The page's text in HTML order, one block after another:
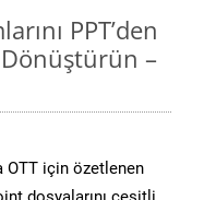
PPT’den
–
OTT için özetlenen